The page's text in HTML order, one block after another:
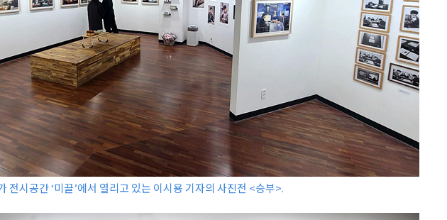
전시공간 ‘미끌’에서 열리고 있는 이시용 기자의 사진전 <승부>.